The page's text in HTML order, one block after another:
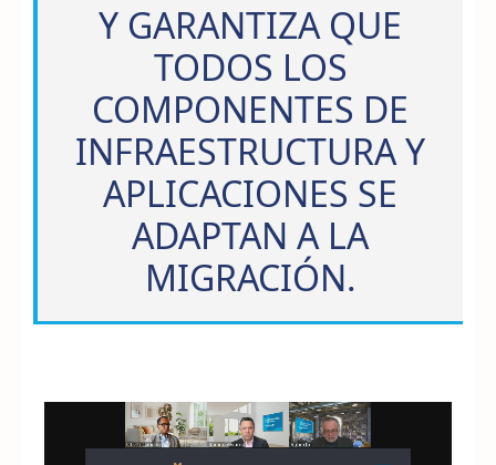
Y GARANTIZA QUE
TODOS LOS
COMPONENTES DE
INFRAESTRUCTURA Y
APLICACIONES SE
ADAPTAN A LA
MIGRACIÓN.
Reproductor